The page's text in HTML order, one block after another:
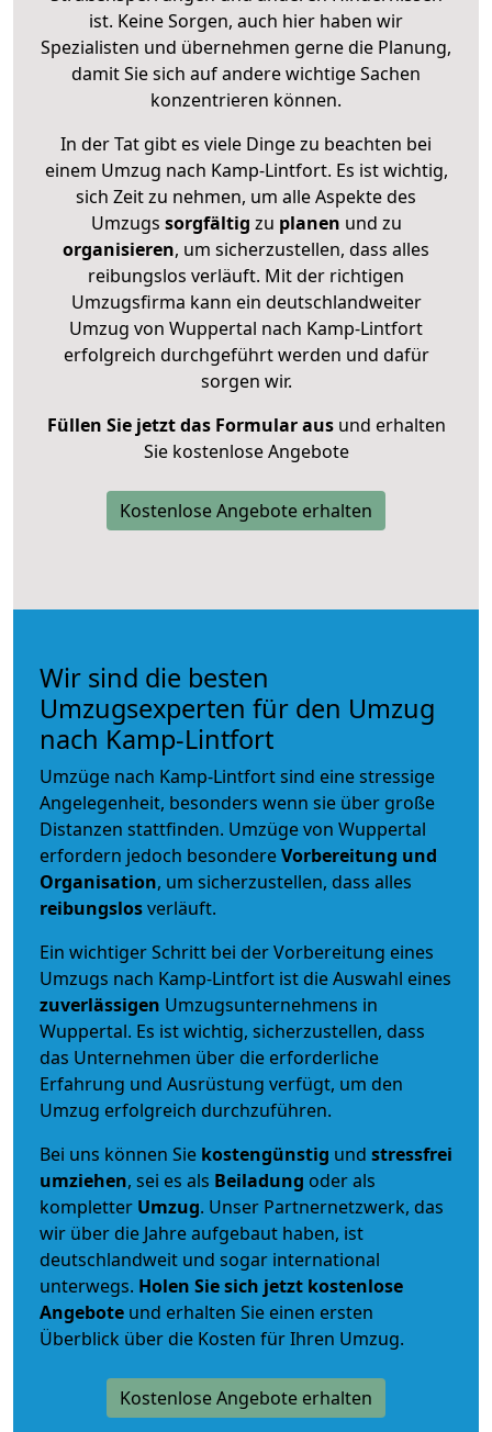
ist. Keine Sorgen, auch hier haben wir
Spezialisten und übernehmen gerne die Planung,
damit Sie sich auf andere wichtige Sachen
konzentrieren können.
In der Tat gibt es viele Dinge zu beachten bei
einem Umzug nach Kamp-Lintfort. Es ist wichtig,
sich Zeit zu nehmen, um alle Aspekte des
Umzugs sorgfältig zu planen und zu
organisieren, um sicherzustellen, dass alles
reibungslos verläuft. Mit der richtigen
Umzugsfirma kann ein deutschlandweiter
Umzug von Wuppertal nach Kamp-Lintfort
erfolgreich durchgeführt werden und dafür
sorgen wir.
Füllen Sie jetzt das Formular ausund erhalten
Sie kostenlose Angebote
Kostenlose Angebote erhalten
Wir sind die besten
Umzugsexperten für den Umzug
nach Kamp-Lintfort
Umzüge nach Kamp-Lintfort sind eine stressige
Angelegenheit, besonders wenn sie über große
Distanzen stattfinden. Umzüge von Wuppertal
erfordern jedoch besondereVorbereitung und
Organisation, um sicherzustellen, dass alles
reibungslosverläuft.
Ein wichtiger Schritt bei der Vorbereitung eines
Umzugs nach Kamp-Lintfort ist die Auswahl eines
zuverlässigen Umzugsunternehmens in
Wuppertal. Es ist wichtig, sicherzustellen, dass
das Unternehmen über die erforderliche
Erfahrung und Ausrüstung verfügt, um den
Umzug erfolgreich durchzuführen.
Bei uns können Sie kostengünstig und stressfrei
umziehen, sei es als Beiladung oder als
kompletter Umzug. Unser Partnernetzwerk, das
wir über die Jahre aufgebaut haben, ist
deutschlandweit und sogar international
unterwegs. Holen Sie sich jetzt kostenlose
Angebote und erhalten Sie einen ersten
Überblick über die Kosten für Ihren Umzug.
Kostenlose Angebote erhalten